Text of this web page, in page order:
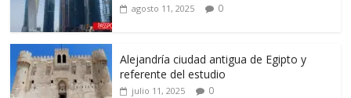
agosto 11, 2025 0
Alejandría ciudad antigua de Egipto y
referente del estudio
julio 11, 2025 0